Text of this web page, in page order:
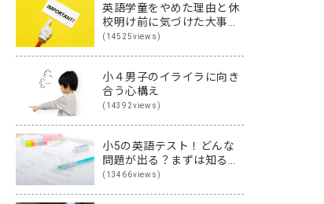
英語学童をやめた理由と休
校明け前に気づけた大事な
こと
(14525views)
小４男子のイライラに向き
合う心構え
(14392views)
小5の英語テスト！どんな
問題が出る？まずは知るこ
とから始めよう♪
(13466views)